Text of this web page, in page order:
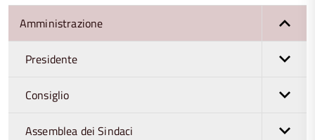
Amministrazione
Presidente
Consiglio
Assemblea dei Sindaci